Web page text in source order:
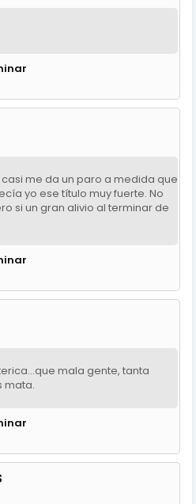
casi me da un paro a medida que
yo ese título muy fuerte. No
si un gran alivio al terminar de
mala gente, tanta
mata.